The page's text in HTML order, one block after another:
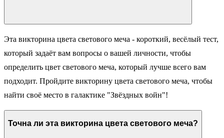
Эта викторина цвета светового меча - короткий, весёлый тест,
который задаёт вам вопросы о вашей личности, чтобы
определить цвет светового меча, который лучше всего вам
подходит. Пройдите викторину цвета светового меча, чтобы
найти своё место в галактике "Звёздных войн"!
Точна ли эта викторина цвета светового меча?